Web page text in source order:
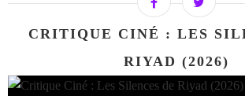
CRITIQUE CINÉ : LES
RIYAD (2026)